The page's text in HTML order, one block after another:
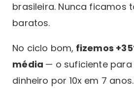
brasileira. Nunca ficamos
baratos.
No ciclo bom, fizemos
média — o suficiente
dinheiro por 10x em 7